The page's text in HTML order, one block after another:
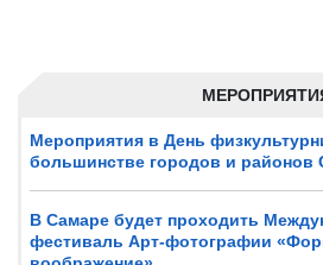
Мероприятия в День
большинстве городов и районов
В Самаре будет проходить
фестиваль Арт-фотографии